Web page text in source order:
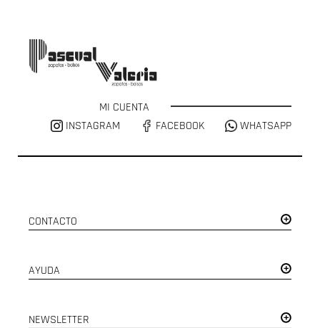
MI CUENTA
INSTAGRAM
FACEBOOK WHATSAPP
CONTACTO
AYUDA
NEWSLETTER